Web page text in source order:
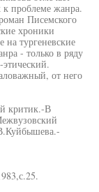
к проблеме жанра.
Писемского
хроники
на тургеневские
- только в ряду
от него
критик.-В